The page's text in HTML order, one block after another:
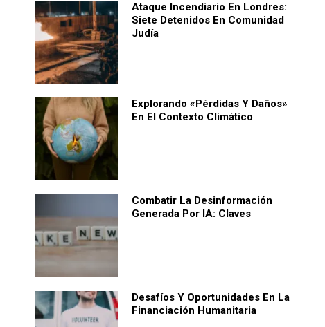
Ataque Incendiario En Londres:
Siete Detenidos En Comunidad
Judía
Explorando «pérdidas Y Daños»
En El Contexto Climático
Combatir La Desinformación
Generada Por IA: Claves
Desafíos Y Oportunidades En La
Financiación Humanitaria